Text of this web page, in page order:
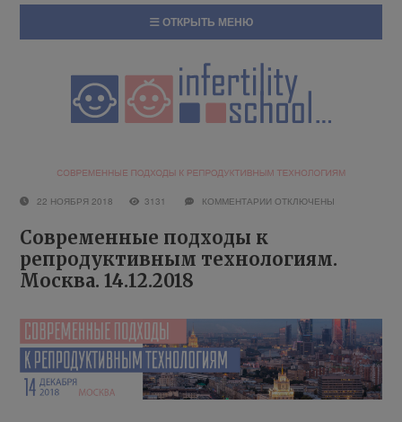
ОТКРЫТЬ МЕНЮ
22 НОЯБРЯ 2018 3131 КОММЕНТАРИИ ОТКЛЮЧЕНЫ
Современные подходы к
репродуктивным технологиям.
Москва. 14.12.2018